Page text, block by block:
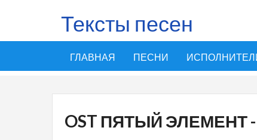
Тексты песен
ГЛАВНАЯ ПЕСНИ
OST ПЯТЫЙ